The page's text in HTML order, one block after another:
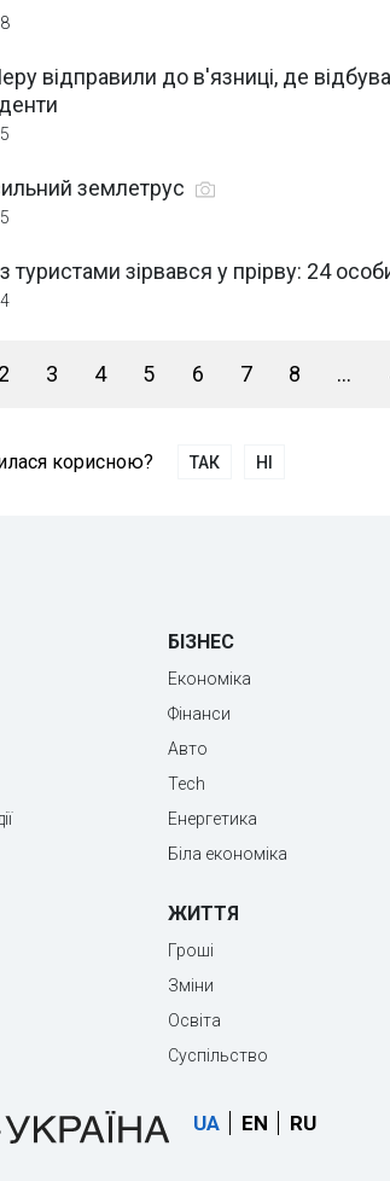
відправили до в'язниці, де
землетрус
туристами зірвався у прірву: 24
2 3 4 5 6 7 8 ...
корисною? ТАК НІ
БІЗНЕС
Економіка
Фінанси
Авто
Tech
Енергетика
Біла економіка
ЖИТТЯ
Гроші
Зміни
Освіта
Суспільство
UA EN RU